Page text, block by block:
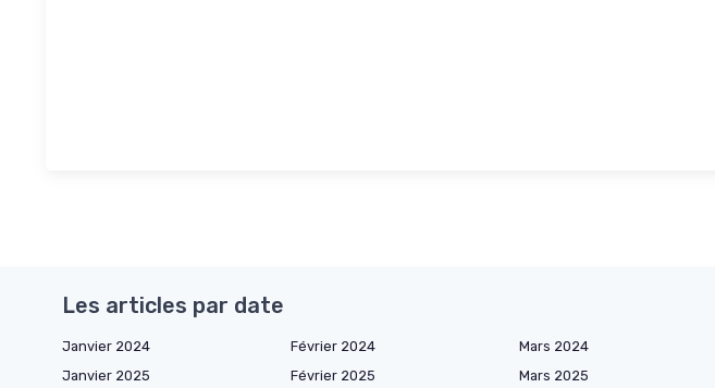
Les articles par date
Janvier 2024 Février 2024 Mars 2024
Janvier 2025
Février 2025 Mars 2025